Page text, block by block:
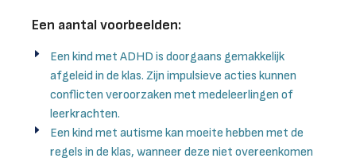
Een aantal voorbeelden:
Een kind met ADHD is doorgaans gemakkelijk
afgeleid in de klas. Zijn impulsieve acties kunnen
conflicten veroorzaken met medeleerlingen of
leerkrachten.
Een kind met autisme kan moeite hebben met de
regels in de klas, wanneer deze niet overeenkomen